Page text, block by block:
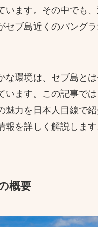
います。その中でも、
セブ島近くのパング
な環境は、セブ島と
います。この記事で
魅力を日本人目線で
報を詳しく解説します
概要